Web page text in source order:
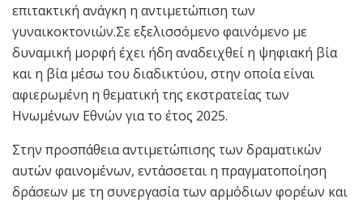
επιτακτική ανάγκη η αντιμετώπιση των
γυναικοκτονιών.Σε εξελισσόμενο φαινόμενο με
δυναμική μορφή έχει ήδη αναδειχθεί η ψηφιακή βία
και η βία μέσω του διαδικτύου, στην οποία είναι
αφιερωμένη η θεματική της εκστρατείας των
Ηνωμένων Εθνών για το έτος 2025.
Στην προσπάθεια αντιμετώπισης των δραματικών
αυτών φαινομένων, εντάσσεται η πραγματοποίηση
δράσεων με τη συνεργασία των αρμόδιων φορέων και